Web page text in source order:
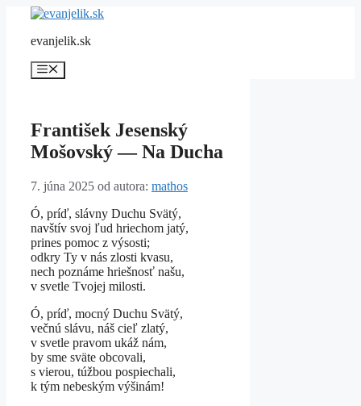
Preskočiť
obsahevanjelik.sk
Menu
František Jesenský
Mošovský — Na Ducha
7. júna 2025 od autora: mathos
Ó, príď, slávny Duchu Svätý,
navštív svoj ľud hriechom jatý,
prines pomoc z výsosti;
odkry Ty v nás zlosti kvasu,
nech poznáme hriešnosť našu,
v svetle Tvojej milosti.
Ó, príď, mocný Duchu Svätý,
večnú slávu, náš cieľ zlatý,
v svetle pravom ukáž nám,
by sme sväte obcovali,
s vierou, túžbou pospiechali,
k tým nebeským výšinám!